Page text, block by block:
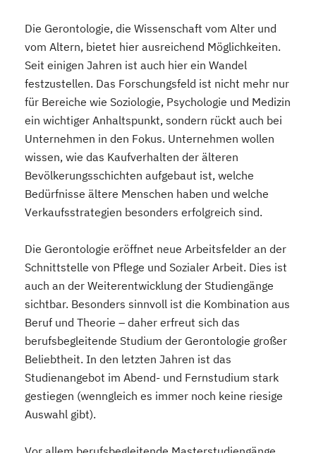
Die Gerontologie, die Wissenschaft vom Alter und
vom Altern, bietet hier ausreichend Möglichkeiten.
Seit einigen Jahren ist auch hier ein Wandel
festzustellen. Das Forschungsfeld ist nicht mehr nur
für Bereiche wie Soziologie, Psychologie und Medizin
ein wichtiger Anhaltspunkt, sondern rückt auch bei
Unternehmen in den Fokus. Unternehmen wollen
wissen, wie das Kaufverhalten der älteren
Bevölkerungsschichten aufgebaut ist, welche
Bedürfnisse ältere Menschen haben und welche
Verkaufsstrategien besonders erfolgreich sind.
Die Gerontologie eröffnet neue Arbeitsfelder an der
Schnittstelle von Pflege und Sozialer Arbeit. Dies ist
auch an der Weiterentwicklung der Studiengänge
sichtbar. Besonders sinnvoll ist die Kombination aus
Beruf und Theorie – daher erfreut sich das
berufsbegleitende Studium der Gerontologie großer
Beliebtheit. In den letzten Jahren ist das
Studienangebot im Abend- und Fernstudium stark
gestiegen (wenngleich es immer noch keine riesige
Auswahl gibt).